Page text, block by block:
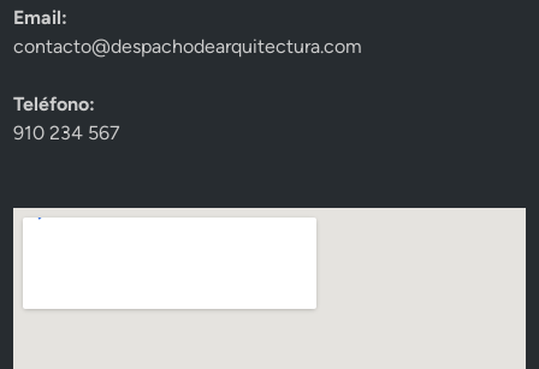
Email:
contacto@despachodearquitectura.com
Teléfono:
910 234 567